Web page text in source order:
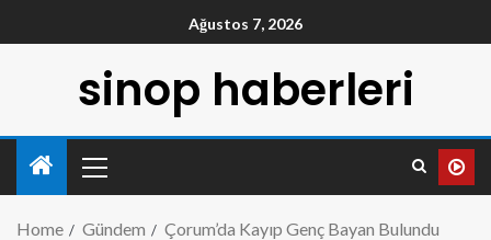
Ağustos 7, 2026
sinop haberleri
Home Gündem Çorum’da Kayıp Genç Bayan Bulundu